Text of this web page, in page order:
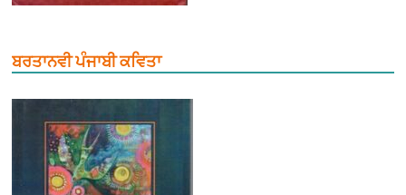
ਬਰਤਾਨਵੀ ਪੰਜਾਬੀ ਕਵਿਤਾ